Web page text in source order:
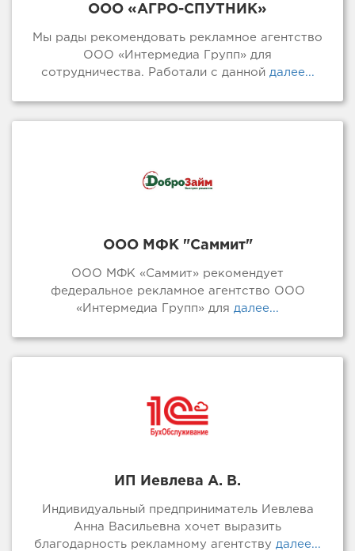
ООО «АГРО-СПУТНИК»
Мы рады рекомендовать рекламное агентство
ООО «Интермедиа Групп» для
сотрудничества. Работали с даннойдалее...
ООО МФК "Саммит"
ООО МФК «Саммит» рекомендует
федеральное рекламное агентство ООО
«Интермедиа Групп» для далее...
ИП Иевлева А. В.
Индивидуальный предприниматель Иевлева
Анна Васильевна хочет выразить
благодарность рекламному агентству далее...